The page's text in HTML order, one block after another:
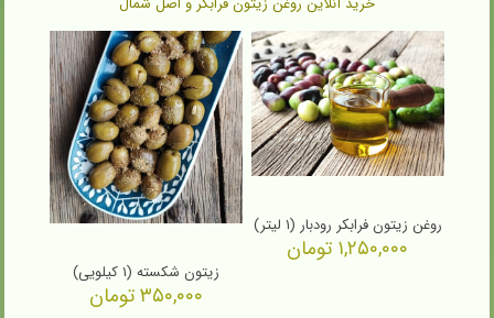
روغن زیتون فرابکر رودبار (۱ لیتر)
۱,۲۵۰,۰۰۰ تومان
زیتون شکسته (۱ کیلویی)
۳۵۰,۰۰۰تومان